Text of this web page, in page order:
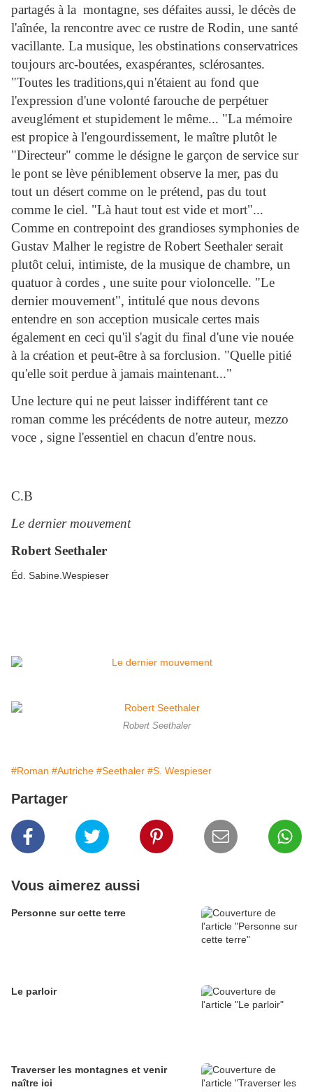
partagés à la montagne, ses défaites aussi, le décès de
l'aînée, la rencontre avec ce rustre de Rodin, une santé
vacillante. La musique, les obstinations conservatrices
toujours arc-boutées, exaspérantes, sclérosantes.
"Toutes les traditions,qui n'étaient au fond que
l'expression d'une volonté farouche de perpétuer
aveuglément et stupidement le même... "La mémoire
est propice à l'engourdissement, le maître plutôt le
"Directeur" comme le désigne le garçon de service sur
le pont se lève péniblement observe la mer, pas du
tout un désert comme on le prétend, pas du tout
comme le ciel. "Là haut tout est vide et mort"...
Comme en contrepoint des grandioses symphonies de
Gustav Malher le registre de Robert Seethaler serait
plutôt celui, intimiste, de la musique de chambre, un
quatuor à cordes , une suite pour violoncelle. "Le
dernier mouvement", intitulé que nous devons
entendre en son acception musicale certes mais
également en ceci qu'il s'agit du final d'une vie nouée
à la création et peut-être à sa forclusion. "Quelle pitié
qu'elle soit perdue à jamais maintenant..."
Une lecture qui ne peut laisser indifférent tant ce
roman comme les précédents de notre auteur, mezzo
voce , signe l'essentiel en chacun d'entre nous.
C.B
Le dernier mouvement
Robert Seethaler
Éd. Sabine.Wespieser
Robert Seethaler
#Roman #Autriche #Seethaler #S. Wespieser
Partager
Vous aimerez aussi
Personne sur cette terre
Le parloir
Traverser les montagnes et venir
naître ici